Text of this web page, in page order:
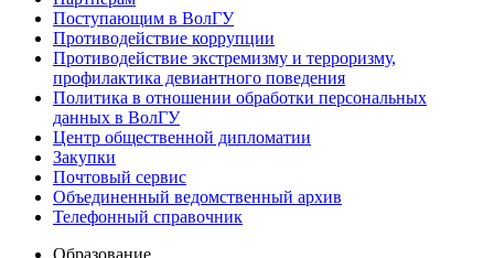
Поступающим в ВолГУ
Противодействие коррупции
Противодействие экстремизму и терроризму,
профилактика девиантного поведения
Политика в отношении обработки персональных
данных в ВолГУ
Центр общественной дипломатии
Закупки
Почтовый сервис
Объединенный ведомственный архив
Телефонный справочник
Образование